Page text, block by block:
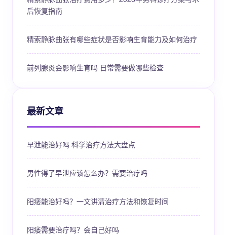
后恢复指南
精索静脉曲张有哪些症状是否影响生育能力及如何治疗
前列腺炎会影响生育吗 日常需要做哪些检查
最新文章
早泄能治好吗 科学治疗方法大盘点
男性得了早泄应该怎么办？需要治疗吗
阳痿能治好吗？一文讲清治疗方法和恢复时间
阳痿需要治疗吗？会自己好吗